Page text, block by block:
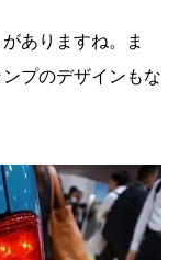
ありますね。ま
プのデザインもな